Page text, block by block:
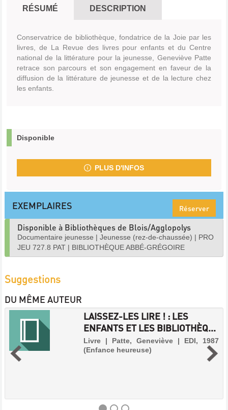
RÉSUMÉ DESCRIPTION
Conservatrice de bibliothèque, fondatrice de la Joie par les
livres, de La Revue des livres pour enfants et du Centre
national de la littérature pour la jeunesse, Geneviève Patte
retrace son parcours et son engagement en faveur de la
diffusion de la littérature de jeunesse et de la lecture chez
les enfants.
Disponible
PLUS D'INFOS
EXEMPLAIRES Réserver
Disponible à Bibliothèques de Blois/Agglopolys
Documentaire jeunesse | Jeunesse (rez-de-chaussée) | PRO
JEU 727.8 PAT | BIBLIOTHÈQUE ABBÉ-GRÉGOIRE
Suggestions
DU MÊME AUTEUR
LAISSEZ-LES LIRE ! : LES
ENFANTS ET LES BIBLIOTHÈQ...
Livre | Patte, Geneviève | EDI, 1987
(Enfance heureuse)